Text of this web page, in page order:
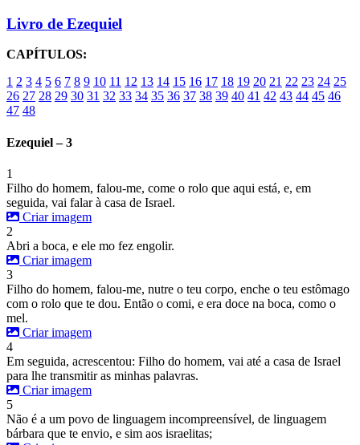
Livro de Ezequiel
CAPÍTULOS:
1 2 3 4 5 6 7 8 9 10 11 12 13 14 15 16 17 18 19 20 21 22 23 24 25
26 27 28 29 30 31 32 33 34 35 36 37 38 39 40 41 42 43 44 45 46
47 48
Ezequiel – 3
1
Filho do homem, falou-me, come o rolo que aqui está, e, em
seguida, vai falar à casa de Israel.
Criar imagem
2
Abri a boca, e ele mo fez engolir.
Criar imagem
3
Filho do homem, falou-me, nutre o teu corpo, enche o teu estômago
com o rolo que te dou. Então o comi, e era doce na boca, como o
mel.
Criar imagem
4
Em seguida, acrescentou: Filho do homem, vai até a casa de Israel
para lhe transmitir as minhas palavras.
Criar imagem
5
Não é a um povo de linguagem incompreensível, de linguagem
bárbara que te envio, e sim aos israelitas;